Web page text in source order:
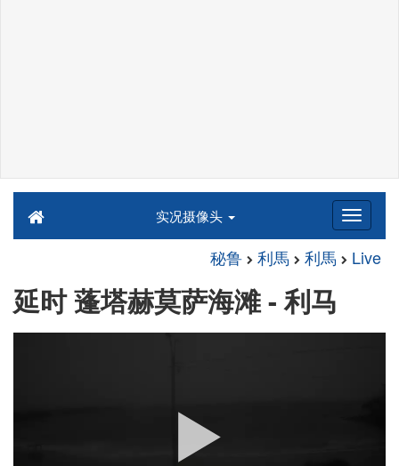
实况摄像头
秘鲁 利馬 利馬 Live
延时 蓬塔赫莫萨海滩 - 利马